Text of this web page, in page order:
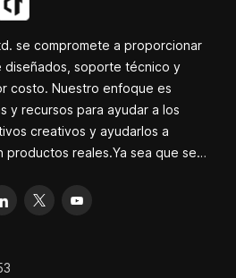
talleres de productos sino
también para talleres de
reparación.
se compromete a proporcionar
soporte técnico y
costo. Nuestro enfoque es
y recursos para ayudar a los
creativos y ayudarlos a
reales.Ya sea que se
creativo, las pequeñas
pueden permitirle satisfacer sus
fácil, rápida y
en pequeños centros de